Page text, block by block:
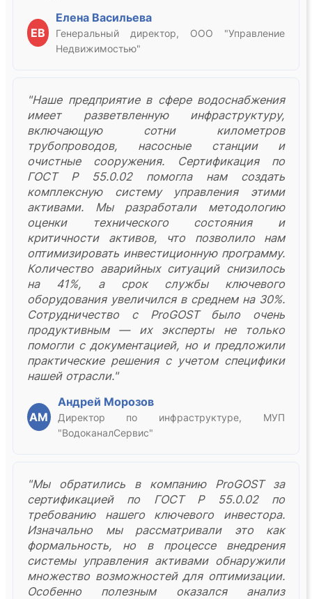
ЕВ
Елена Васильева
Генеральный директор, ООО "Управление
Недвижимостью"
"Наше предприятие в сфере водоснабжения
имеет разветвленную инфраструктуру,
включающую сотни километров
трубопроводов, насосные станции и
очистные сооружения. Сертификация по
ГОСТ Р 55.0.02 помогла нам создать
комплексную систему управления этими
активами. Мы разработали методологию
оценки технического состояния и
критичности активов, что позволило нам
оптимизировать инвестиционную программу.
Количество аварийных ситуаций снизилось
на 41%, а срок службы ключевого
оборудования увеличился в среднем на 30%.
Сотрудничество с ProGOST было очень
продуктивным — их эксперты не только
помогли с документацией, но и предложили
практические решения с учетом специфики
нашей отрасли."
АМ
Андрей Морозов
Директор по инфраструктуре, МУП
"ВодоканалСервис"
"Мы обратились в компанию ProGOST за
сертификацией по ГОСТ Р 55.0.02 по
требованию нашего ключевого инвестора.
Изначально мы рассматривали это как
формальность, но в процессе внедрения
системы управления активами обнаружили
множество возможностей для оптимизации.
Особенно полезным оказался анализ